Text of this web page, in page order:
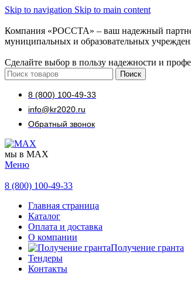
Skip to navigation Skip to main content
Компания «РОССТА» – ваш надежный
муниципальных и образовательных
Сделайте выбор в пользу надежности и
Поиск
8 (800) 100-49-33
info@kr2020.ru
Обратный звонок
мы в MAX
Меню
8 (800) 100-49-33
Главная страница
Каталог
Оплата и доставка
О компании
Получение гранта
Тендеры
Контакты